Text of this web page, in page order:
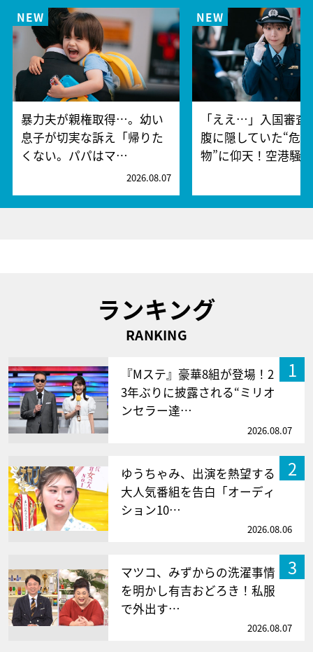
暴力夫が親権取得…。幼い
息子が切実な訴え「帰りた
くない。パパはマ…
2026.08.07
「ええ…」入国審査
腹に隠していた“危
物”に仰天！空港騒
ランキング
RANKING
1
『Mステ』豪華8組が登場！2
3年ぶりに披露される“ミリオ
ンセラー達…
2026.08.07
2
ゆうちゃみ、出演を熱望する
大人気番組を告白「オーディ
ション10…
2026.08.06
3
マツコ、みずからの洗濯事情
を明かし有吉おどろき！私服
で外出す…
2026.08.07